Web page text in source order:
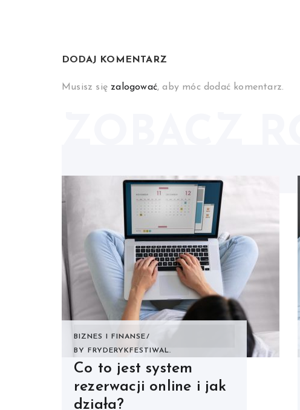
DODAJ KOMENTARZ
Musisz się zalogować, aby móc dodać komentarz.
BIZNES I FINANSE
BY
FRYDERYKFESTIWAL.
Co to jest system
rezerwacji online i jak
działa?